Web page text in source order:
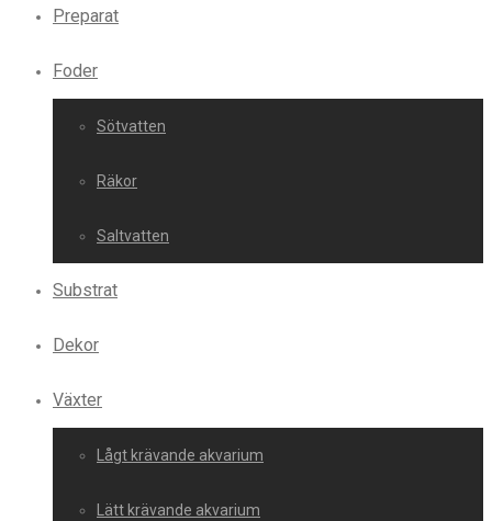
Preparat
Foder
Sötvatten
Räkor
Saltvatten
Substrat
Dekor
Växter
Lågt krävande akvarium
Lätt krävande akvarium